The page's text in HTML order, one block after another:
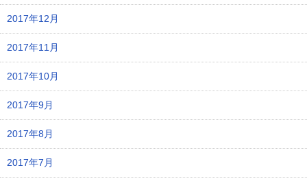
2017年12月
2017年11月
2017年10月
2017年9月
2017年8月
2017年7月